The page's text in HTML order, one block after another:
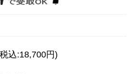
込:18,700円)